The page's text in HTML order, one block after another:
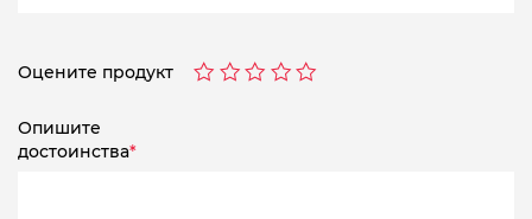
Оцените продукт
Опишите
достоинства*